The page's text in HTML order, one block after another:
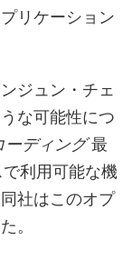
リケーション
ジュン・チェ
な可能性につ
ーディング最
利用可能な機
社はこのオプ
。